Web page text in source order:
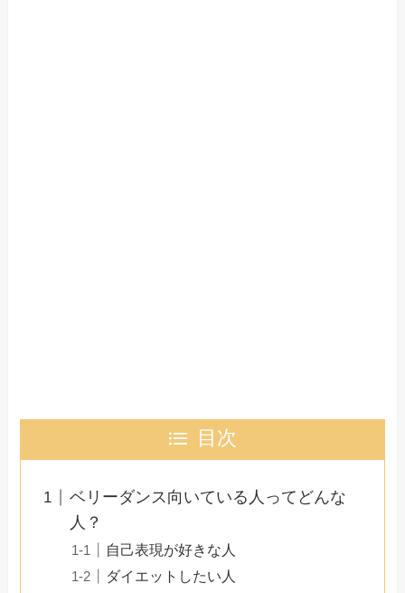
目次
ベリーダンス向いている人ってどんな
人？
自己表現が好きな人
ダイエットしたい人